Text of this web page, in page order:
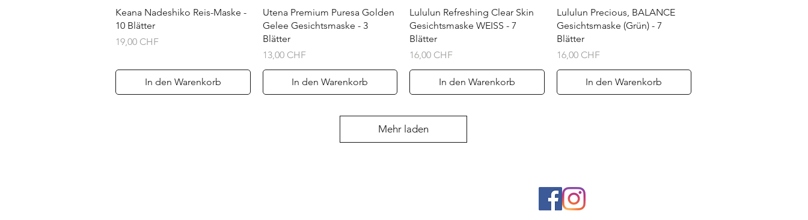
Schnellansicht
Keana Nadeshiko Reis-Maske -
10 Blätter
Preis
19,00 CHF
In den Warenkorb
Schnellansicht
Utena Premium Puresa Golden
Gelee Gesichtsmaske - 3
Blätter
Preis
13,00 CHF
In den Warenkorb
Schnellansicht
Lululun Refreshing Clear Skin
Gesichtsmaske WEISS - 7
Blätter
Preis
16,00 CHF
In den Warenkorb
Schnellansicht
Lululun Precious, BALANCE
Gesichtsmaske (Grün) - 7
Blätter
Preis
16,00 CHF
In den Warenkorb
Mehr laden